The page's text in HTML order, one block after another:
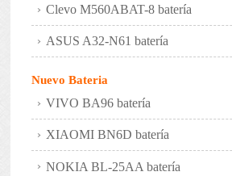
Clevo M560ABAT-8 batería
ASUS A32-N61 batería
Nuevo Bateria
VIVO BA96 batería
XIAOMI BN6D batería
NOKIA BL-25AA batería